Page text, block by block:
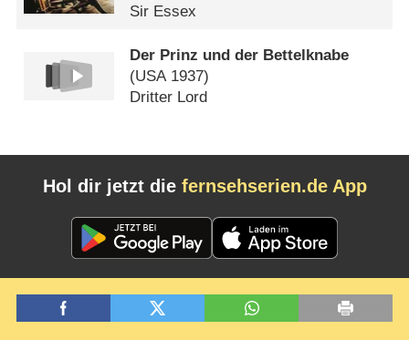
Sir Essex
Der Prinz und der Bettelknabe
(USA1937)
Dritter Lord
Hol dir jetzt die fernsehserien.de App